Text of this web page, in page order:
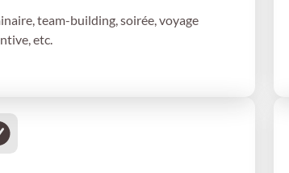
team-building, soirée, voyage
etc.